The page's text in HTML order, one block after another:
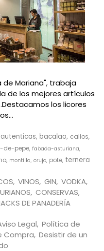
de Mariana", trabaja
de los mejores artículos
los licores
autenticas bacalao callos
de-pepe fabada-asturiana
montilla orujo pote ternera
VINOS GIN VODKA
CONSERVAS
DE PANADERÍA
Legal Política de
Compra Desistir de un